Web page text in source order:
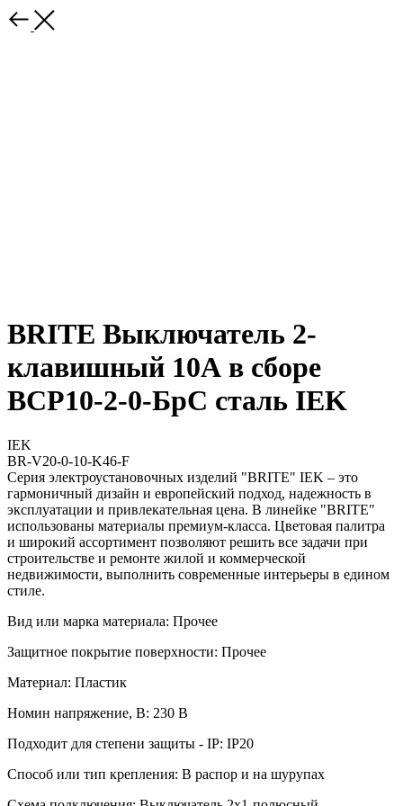
BRITE Выключатель 2-
клавишный 10А в сборе
ВСР10-2-0-БрС сталь IEK
IEK
BR-V20-0-10-K46-F
Серия электроустановочных изделий "BRITE" IEK – это
гармоничный дизайн и европейский подход, надежность в
эксплуатации и привлекательная цена. В линейке "BRITE"
использованы материалы премиум-класса. Цветовая палитра
и широкий ассортимент позволяют решить все задачи при
строительстве и ремонте жилой и коммерческой
недвижимости, выполнить современные интерьеры в едином
стиле.
Вид или марка материала: Прочее
Защитное покрытие поверхности: Прочее
Материал: Пластик
Номин напряжение, В: 230 В
Подходит для степени защиты - IP: IP20
Способ или тип крепления: В распор и на шурупах